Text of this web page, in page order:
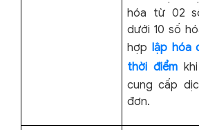
hóa từ 02
dưới 10 số
hợp lập hóa
thời điểmkhi
cung cấp
đơn.